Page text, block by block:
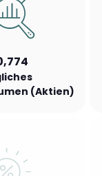
(Aktien)